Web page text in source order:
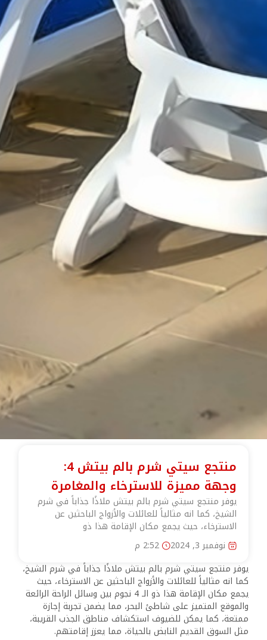
منتجع سيتي شرم بالم بيتش 4:
وجهة مميزة للاسترخاء والمغامرة
يوفر منتجع سيتي شرم بالم بيتش ملاذًا جذاباً في شرم
الشيخ، كما انه مثالياً للعائلات والأزواج الباحثين عن
الاسترخاء، حيث يجمع مكان الإقامة هذا ذو
نوفمبر 3, 2024
2:52 م
يوفر منتجع سيتي شرم بالم بيتش ملاذًا جذاباً في شرم الشيخ،
كما انه مثالياً للعائلات والأزواج الباحثين عن الاسترخاء، حيث
يجمع مكان الإقامة هذا ذو الـ 4 نجوم بين وسائل الراحة الرائعة
والموقع المتميز على شاطئ البحر، مما يضمن تجربة إجازة
ممتعة، كما يمكن للضيوف استكشاف مناطق الجذب القريبة،
مثل السوق القديم النابض بالحياة، مما يعزز إقامتهم.